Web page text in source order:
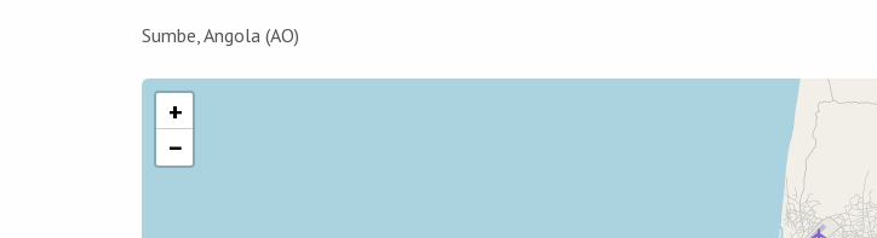
Sumbe, Angola (AO)
+
−